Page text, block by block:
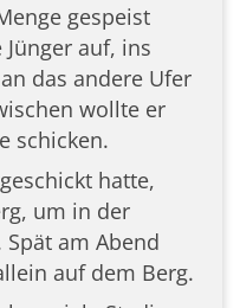
gespeist
auf, ins
das andere Ufer
wollte er
schicken.
hatte,
um in der
am Abend
auf dem Berg.